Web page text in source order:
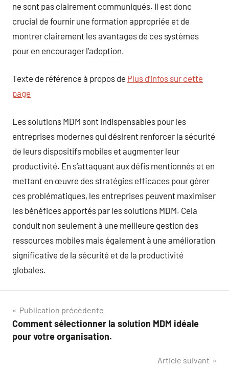
ne sont pas clairement communiqués. Il est donc
crucial de fournir une formation appropriée et de
montrer clairement les avantages de ces systèmes
pour en encourager l’adoption.
Texte de référence à propos de Plus d’infos sur cette
page
Les solutions MDM sont indispensables pour les
entreprises modernes qui désirent renforcer la sécurité
de leurs dispositifs mobiles et augmenter leur
productivité. En s’attaquant aux défis mentionnés et en
mettant en œuvre des stratégies efficaces pour gérer
ces problématiques, les entreprises peuvent maximiser
les bénéfices apportés par les solutions MDM. Cela
conduit non seulement à une meilleure gestion des
ressources mobiles mais également à une amélioration
significative de la sécurité et de la productivité
globales.
Navigation
de
Publication précédente
Comment sélectionner la solution MDM idéale
pour votre organisation.
Article suivant